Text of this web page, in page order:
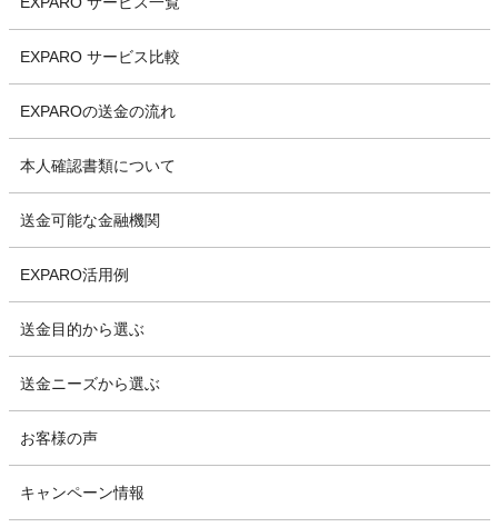
EXPARO サービス比較
EXPAROの送金の流れ
本人確認書類について
送金可能な金融機関
EXPARO活用例
送金目的から選ぶ
送金ニーズから選ぶ
お客様の声
キャンペーン情報